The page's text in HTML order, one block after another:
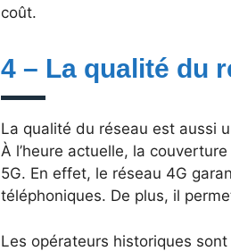
coût.
4 – La qualité du
La qualité du réseau est aussi
À l’heure actuelle, la
5G. En effet, le réseau 4G
téléphoniques. De plus, il
Les opérateurs historiques